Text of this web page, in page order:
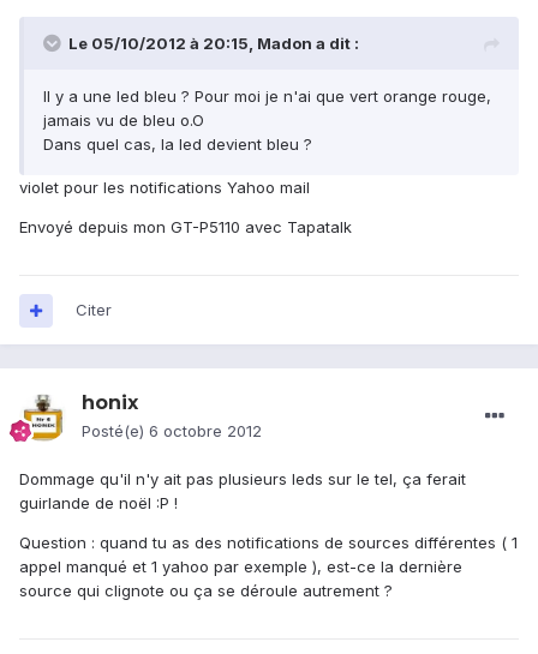
Le 05/10/2012 à 20:15, Madon a dit :
Il y a une led bleu ? Pour moi je n'ai que vert orange rouge,
jamais vu de bleu o.O
Dans quel cas, la led devient bleu ?
violet pour les notifications Yahoo mail
Envoyé depuis mon GT-P5110 avec Tapatalk
Citer
honix
Posté(e) 6 octobre 2012
Dommage qu'il n'y ait pas plusieurs leds sur le tel, ça ferait
guirlande de noël :P !
Question : quand tu as des notifications de sources différentes ( 1
appel manqué et 1 yahoo par exemple ), est-ce la dernière
source qui clignote ou ça se déroule autrement ?